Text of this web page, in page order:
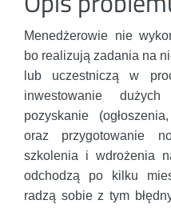
Menedżerowie nie
bo realizują zadania na
lub uczestniczą w
inwestowanie
pozyskanie
oraz przygotowanie
szkolenia i wdrożenia
odchodzą po kilku
radzą sobie z tym